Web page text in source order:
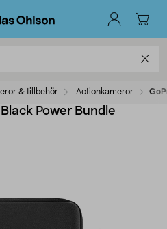
& tillbehör Actionkameror
Power Bundle